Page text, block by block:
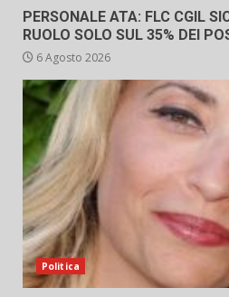
PERSONALE ATA: FLC CGIL
RUOLO SOLO SUL 35% DEI
6 Agosto 2026
Politica